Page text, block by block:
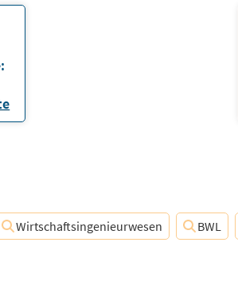
Wirtschaftsingenieurwesen BWL